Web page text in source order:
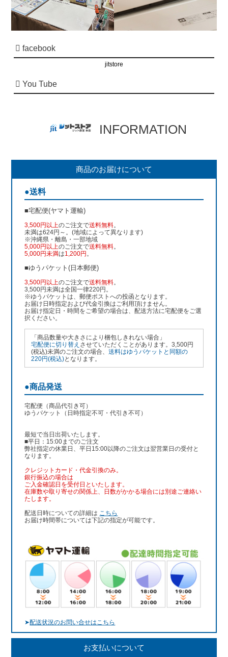
facebook
jitstore
You Tube
INFORMATION
商品のお届けについて
●送料
■宅配便(ヤマト運輸)
3,500円以上のご注文で送料無料。
未満は624円～。(地域によって異なります)
※沖縄県・離島・一部地域
5,000円以上のご注文で送料無料。
5,000円未満は1,200円 。
■ゆうパケット(日本郵便)
3,500円以上のご注文で送料無料。
3,500円未満は全国一律220円。
※ゆうパケットは、郵便ポストへの投函となります。
お届け日時指定および代金引換はご利用頂けません。
お届け指定日・時間をご希望の場合は、配送方法に宅配便をご選
択ください。
「商品数量や大きさにより梱包しきれない場合」
宅配便に切り替え させていただくことがあります。3,500円
(税込)未満のご注文の場合、送料はゆうパケットと同額の
220円(税込)となります。
●商品発送
宅配便（商品代引き可）
ゆうパケット（日時指定不可・代引き不可）
最短で当日出荷いたします。
■平日：15:00までのご注文
弊社指定の休業日、平日15:00以降のご注文は翌営業日の受付と
なります。
クレジットカード・代金引換のみ。
銀行振込の場合は
ご入金確認日を受付日といたします。
在庫数や取り寄せの関係上、日数がかかる場合には別途ご連絡い
たします。
配送日時についての詳細は こちら
お届け時間帯については下記の指定が可能です。
➤配送状況のお問い合せはこちら
お支払いについて